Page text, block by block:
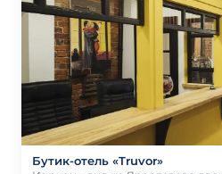
Бутик-отель «Truvor»